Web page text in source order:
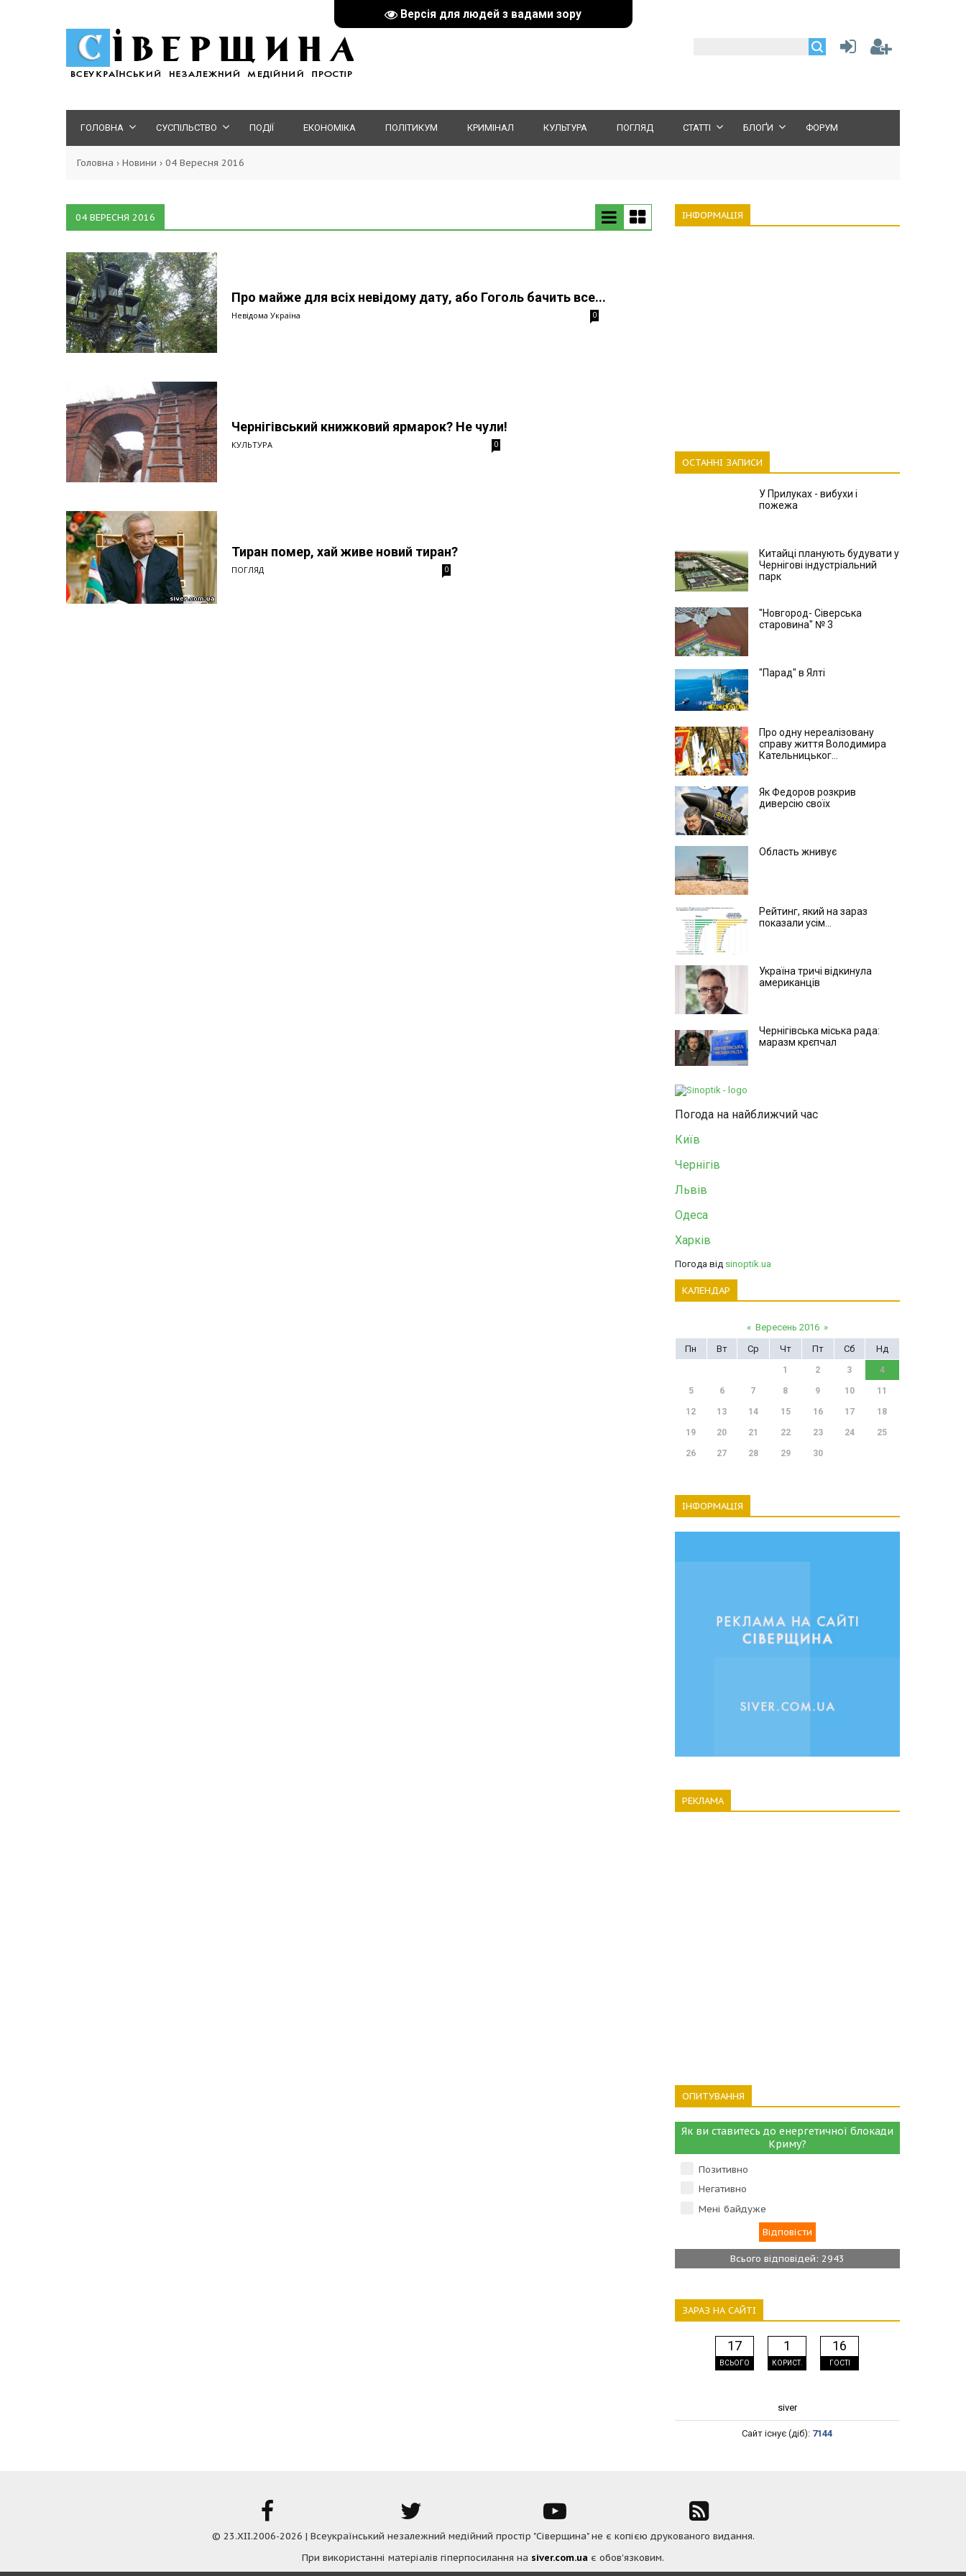
Версія для людей з вадами зору
ГОЛОВНА СУСПІЛЬСТВО ПОДІЇ ЕКОНОМІКА ПОЛІТИКУМ КРИМІНАЛ КУЛЬТУРА ПОГЛЯД СТАТТІ БЛОҐИ ФОРУМ
Головна › Новини › 04 Вересня 2016
04 ВЕРЕСНЯ 2016
Про майже для всіх невідому дату, або Гоголь бачить все...
Невідома Україна 0
Чернігівський книжковий ярмарок? Не чули!
КУЛЬТУРА 0
Тиран помер, хай живе новий тиран?
ПОГЛЯД 0
ІНФОРМАЦІЯ
ОСТАННІ ЗАПИСИ
У Прилуках - вибухи і
пожежа
Китайці планують будувати у
Чернігові індустріальний
парк
"Новгород- Сіверська
старовина" № 3
"Парад" в Ялті
Про одну нереалізовану
справу життя Володимира
Кательницьког...
Як Федоров розкрив
диверсію своїх
Область жнивує
Рейтинг, який на зараз
показали усім...
Україна тричі відкинула
американців
Чернігівська міська рада:
маразм крєпчал
Погода на найближчий час
Київ
Чернігів
Львів
Одеса
Харків
Погода від sinoptik.ua
КАЛЕНДАР
« Вересень 2016 »
Пн
Вт Ср Чт Пт Сб Нд
1 2 3 4
5 6 7 8 9 10 11
12 13 14 15 16 17 18
19 20 21 22 23 24 25
26 27 28 29 30
ІНФОРМАЦІЯ
РЕКЛАМА
ОПИТУВАННЯ
Як ви ставитесь до енергетичної блокади
Криму?
Позитивно
Негативно
Мені байдуже
Всього відповідей: 2943
ЗАРАЗ НА САЙТІ
17
ВСЬОГО
1
КОРИСТ.
16
ГОСТІ
siver
Сайт існує (діб): 7144
© 23.XII.2006-2026 | Всеукраїнський незалежний медійний простір "Сіверщина" не є копією друкованого видання.
При використанні матеріалів гіперпосилання на siver.com.ua є обов'язковим.